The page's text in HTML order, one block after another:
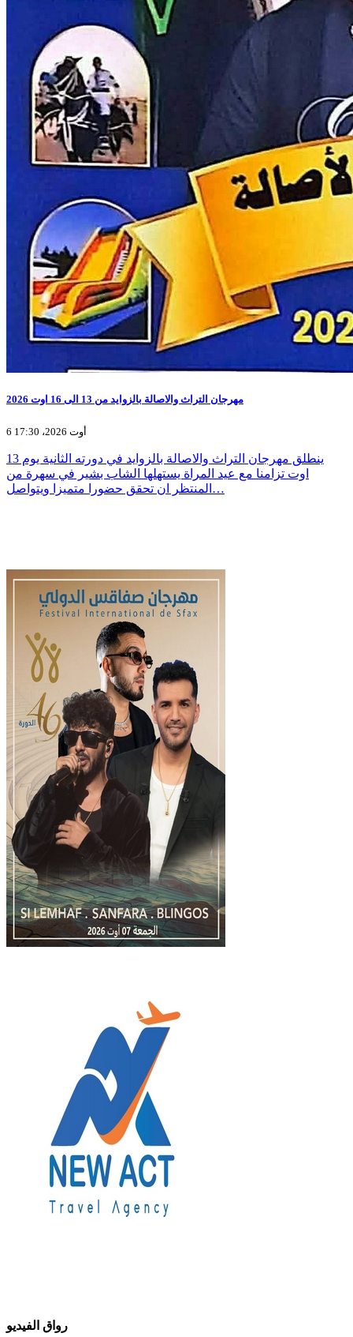
مهرجان التراث والاصالة بالزوايد من 13 الى 16 اوت 2026
6 أوت 2026، 17:30
ينطلق مهرجان التراث والاصالة بالزوايد في دورته الثانية يوم 13
اوت تزامنا مع عيد المراة يستهلها الشاب بشير في سهرة من
المنتظر ان تحقق حضورا متميزا ويتواصل…
رواق الفيديو